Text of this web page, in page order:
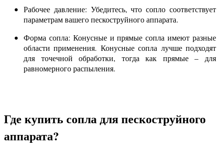
Рабочее давление: Убедитесь, что сопло соответствует
параметрам вашего пескоструйного аппарата.
Форма сопла: Конусные и прямые сопла имеют разные
области применения. Конусные сопла лучше подходят
для точечной обработки, тогда как прямые – для
равномерного распыления.
Где купить сопла для пескоструйного
аппарата?